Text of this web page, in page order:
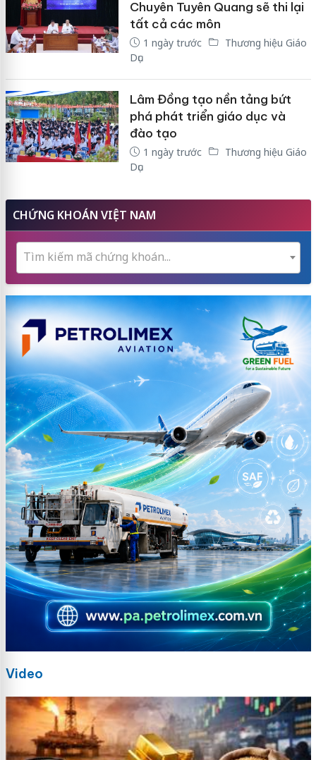
Chuyên Tuyên Quang sẽ thi lại
tất cả các môn
1 ngày trước
Thương hiệu Giáo
Dục
Lâm Đồng tạo nền tảng bứt
phá phát triển giáo dục và
đào tạo
1 ngày trước
Thương hiệu Giáo
Dục
CHỨNG KHOÁN VIỆT NAM
Tìm kiếm mã chứng khoán...
Video